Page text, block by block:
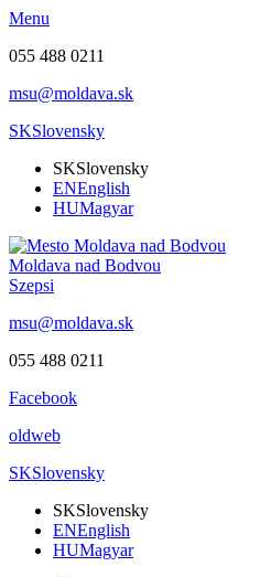
Menu
055 488 0211
msu@moldava.sk
SKSlovensky
SKSlovensky
ENEnglish
HUMagyar
Moldava nad Bodvou
Szepsi
msu@moldava.sk
055 488 0211
Facebook
oldweb
SKSlovensky
SKSlovensky
ENEnglish
HUMagyar